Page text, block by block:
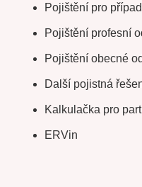
Pojištění pro
Pojištění profesní
Pojištění obecné
Další pojistná
Kalkulačka pro
ERVin